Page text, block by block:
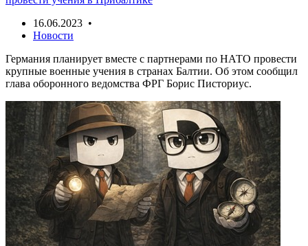
16.06.2023 •
Новости
Германия планирует вместе с партнерами по НАТО провести
крупные военные учения в странах Балтии. Об этом сообщил
глава оборонного ведомства ФРГ Борис Писториус.